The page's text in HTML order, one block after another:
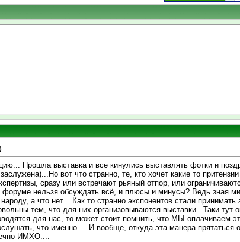
Прошла выставка и все кинулись выставлять фотки и
вот что странно, те, кто хочет какие то
сразу или встречают рьяный отпор, или
нельзя обсуждать всё, и плюсы и минусы? Ведь зная
а что нет... Как то странно экспонентов стали
тем, что для них организовываются выставки...Таки тут
для нас, то может стоит помнить, что МЫ оплачиваем
что именно.... И вообще, откуда эта манера
ИМХО....